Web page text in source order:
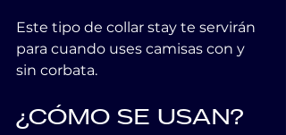
Este tipo de collar stay te servirán
para cuando uses camisas con y
sin corbata.
¿CÓMO SE USAN?